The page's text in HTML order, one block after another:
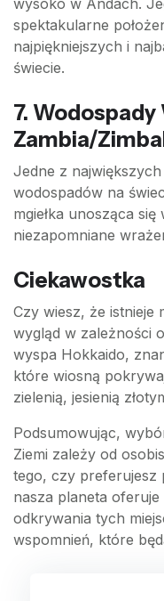
wysoko w Andach.
spektakularne
najpiękniejszych i
świecie.
7.
Zambia/
Jedne z
wodospadów na
mgiełka unosząca
niezapomniane
Ciekawostka
Czy wiesz, że istnieje
wygląd w zależności
wyspa Hokkaido,
które wiosną
zielenią, jesienią
Podsumowując,
Ziemi zależy od
tego, czy preferujesz
nasza planeta
odkrywania tych
wspomnień, które